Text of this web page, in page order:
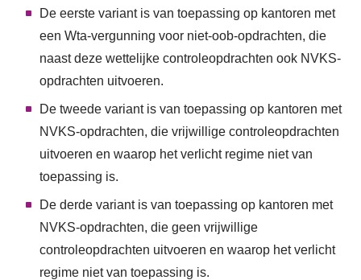
De eerste variant is van toepassing op kantoren met
een Wta-vergunning voor niet-oob-opdrachten, die
naast deze wettelijke controleopdrachten ook NVKS-
opdrachten uitvoeren.
De tweede variant is van toepassing op kantoren met
NVKS-opdrachten, die vrijwillige controleopdrachten
uitvoeren en waarop het verlicht regime niet van
toepassing is.
De derde variant is van toepassing op kantoren met
NVKS-opdrachten, die geen vrijwillige
controleopdrachten uitvoeren en waarop het verlicht
regime niet van toepassing is.